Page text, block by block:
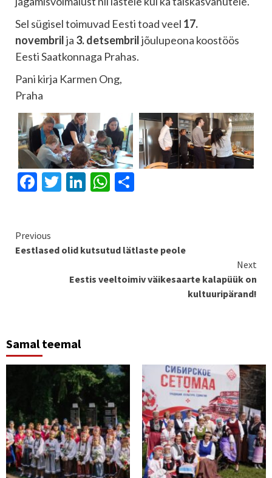
Sel sügisel toimuvad Eesti toad veel 17.
novembrilja 3. detsembriljõulupeona koostöös
Eesti Saatkonnaga Prahas.
Pani kirja Karmen Ong,
Praha
Facebook
Twitter
LinkedIn
WhatsApp
Continue
Reading
Previous
Eestlased olid kutsutud lätlaste peole
Next
Eestis veeltoimiv väikesaarte kalapüük on
kultuuripärand!
Samal teemal